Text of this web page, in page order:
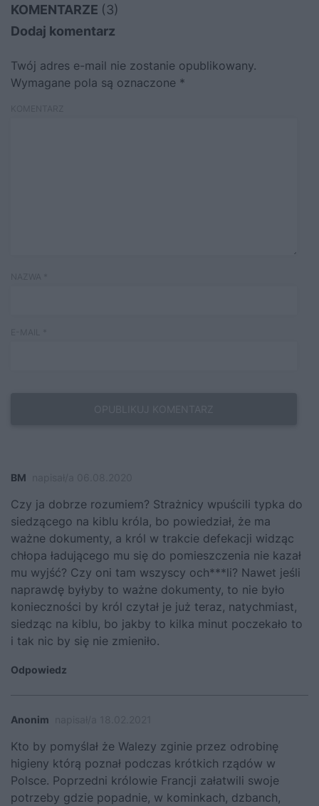
KOMENTARZE (3)
Dodaj komentarz
Twój adres e-mail nie zostanie opublikowany.
Wymagane pola są oznaczone *
BM
Czy ja dobrze rozumiem? Strażnicy wpuścili typka do
siedzącego na kiblu króla, bo powiedział, że ma
ważne dokumenty, a król w trakcie defekacji widząc
chłopa ładującego mu się do pomieszczenia nie kazał
mu wyjść? Czy oni tam wszyscy och***li? Nawet jeśli
naprawdę byłyby to ważne dokumenty, to nie było
konieczności by król czytał je już teraz, natychmiast,
siedząc na kiblu, bo jakby to kilka minut poczekało to
i tak nic by się nie zmieniło.
Odpowiedz
Anonim
Kto by pomyślał że Walezy zginie przez odrobinę
higieny którą poznał podczas krótkich rządów w
Polsce. Poprzedni królowie Francji załatwili swoje
potrzeby gdzie popadnie, w kominkach, dzbanch,